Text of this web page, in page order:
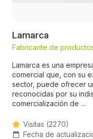
Lamarca
Fabricante de
Lamarca es una
comercial que, con su
sector, puede ofrecer
reconocidas por su
comercialización de ...
Visitas (2270)
Fecha de